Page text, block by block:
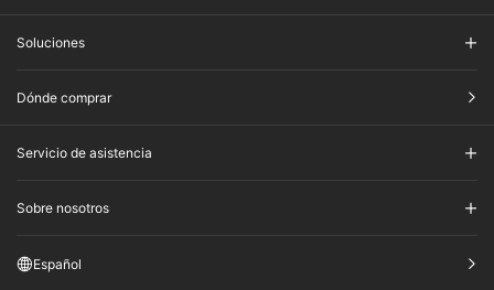
Soluciones
Dónde comprar
Servicio de asistencia
Sobre nosotros
Español